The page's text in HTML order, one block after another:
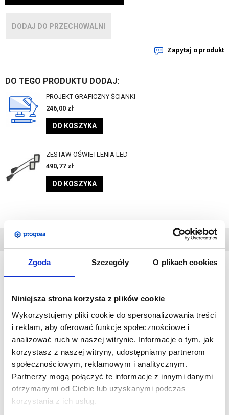
Zgoda Szczegóły O plikach cookies
Niniejsza strona korzysta z plików cookie
Wykorzystujemy pliki cookie do spersonalizowania treści
i reklam, aby oferować funkcje społecznościowe i
analizować ruch w naszej witrynie. Informacje o tym, jak
korzystasz z naszej witryny, udostępniamy partnerom
społecznościowym, reklamowym i analitycznym.
Partnerzy mogą połączyć te informacje z innymi danymi
otrzymanymi od Ciebie lub uzyskanymi podczas
korzystania z ich usług.
DODAJ DO PRZECHOWALNI
Zapytaj o produkt
DO TEGO PRODUKTU DODAJ:
PROJEKT GRAFICZNY ŚCIANKI
246,00 zł
DO KOSZYKA
ZESTAW OŚWIETLENIA LED
490,77 zł
DO KOSZYKA
DANE
prezentacji grafiki w dużym formacie.Wysokość ścianki to aż
3 metry.Lekki i przenośny system łatwy w montaży oferuje
maksymalny efekt przy minimalnym nakładzie sił. Elementy
wykonane są z aluminium oraz tworzywa, a ich montaż jest
niezwykle prosty. System pozwala na przedstawienie grafiki z
tkaniny, którą naciąga się na ramę.
Specyfikacja:
Wymiar fizyczny w mm: 3000 (wys.) x 3000 (szer.) x 300